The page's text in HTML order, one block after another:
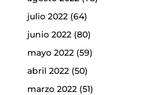
julio 2022(64)
junio 2022(80)
mayo 2022(59)
abril 2022(50)
marzo 2022(51)